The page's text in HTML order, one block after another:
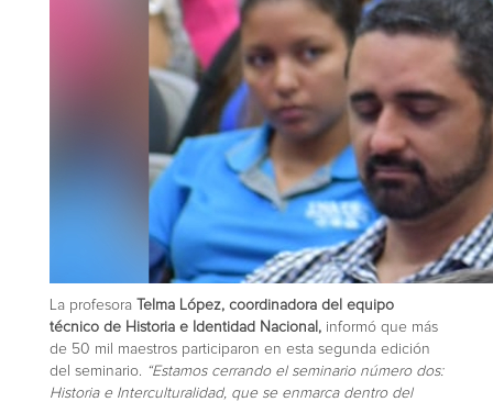
La profesora Telma López, coordinadora del equipo
técnico de Historia e Identidad Nacional, informó que más
de 50 mil maestros participaron en esta segunda edición
del seminario.
“Estamos cerrando el seminario número dos:
Historia e Interculturalidad, que se enmarca dentro del